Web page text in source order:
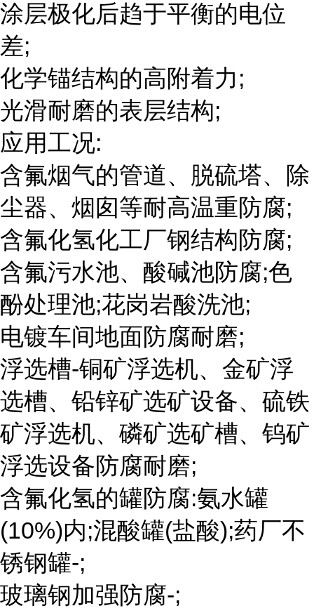
涂层极化后趋于平衡的电位
差;
化学锚结构的高附着力;
光滑耐磨的表层结构;
应用工况:
含氟烟气的管道、脱硫塔、除
尘器、烟囱等耐高温重防腐;
含氟化氢化工厂钢结构防腐;
含氟污水池、酸碱池防腐;色
酚处理池;花岗岩酸洗池;
电镀车间地面防腐耐磨;
浮选槽-铜矿浮选机、金矿浮
选槽、铅锌矿选矿设备、硫铁
矿浮选机、磷矿选矿槽、钨矿
浮选设备防腐耐磨;
含氟化氢的罐防腐:氨水罐
(10%)内;混酸罐(盐酸);药厂不
锈钢罐-;
玻璃钢加强防腐-;